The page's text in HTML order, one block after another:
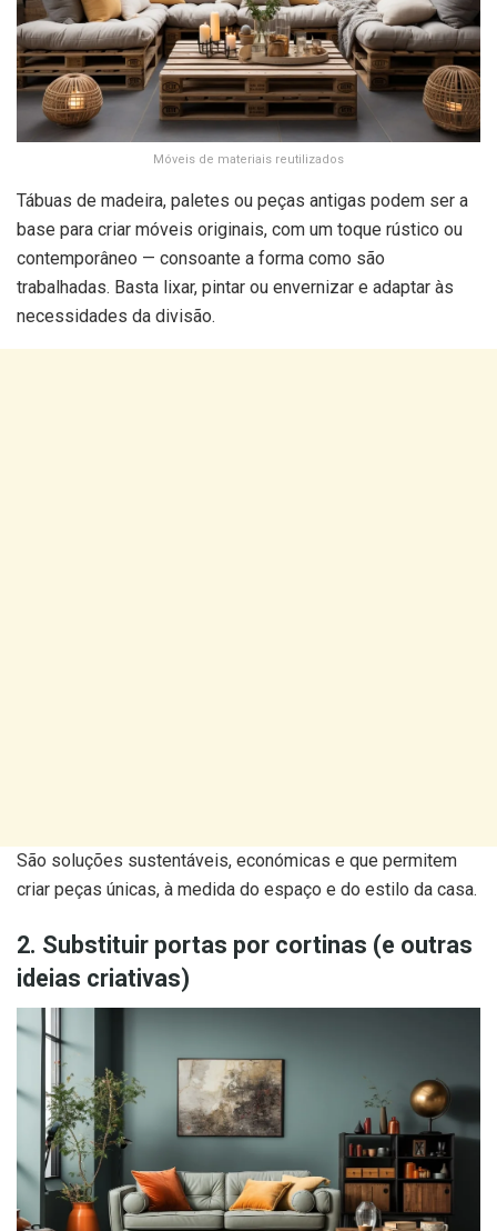
Móveis de materiais reutilizados
Tábuas de madeira, paletes ou peças antigas podem ser a
base para criar móveis originais, com um toque rústico ou
contemporâneo — consoante a forma como são
trabalhadas. Basta lixar, pintar ou envernizar e adaptar às
necessidades da divisão.
São soluções sustentáveis, económicas e que permitem
criar peças únicas, à medida do espaço e do estilo da casa.
2. Substituir portas por cortinas (e outras
ideias criativas)